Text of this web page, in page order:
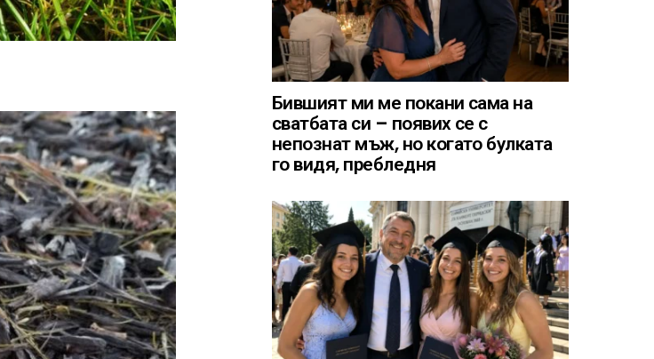
Бившият ми ме покани сама на
сватбата си – появих се с
непознат мъж, но когато булката
го видя, пребледня